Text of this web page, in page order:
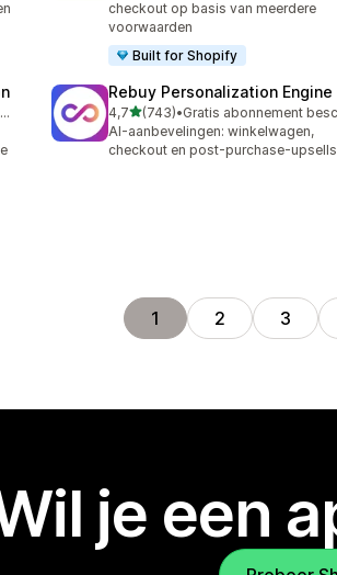
checkout op basis van meerdere
voorwaarden
Built for Shopify
Gratis abonnement beschikbaar
Rebuy Personalization Engine
4,7van 5 sterren
(743)
743 recensies in totaal
•
AI-aanbevelingen: winkelwagen,
checkout en post-purchase-upsells
1 2 3
je een